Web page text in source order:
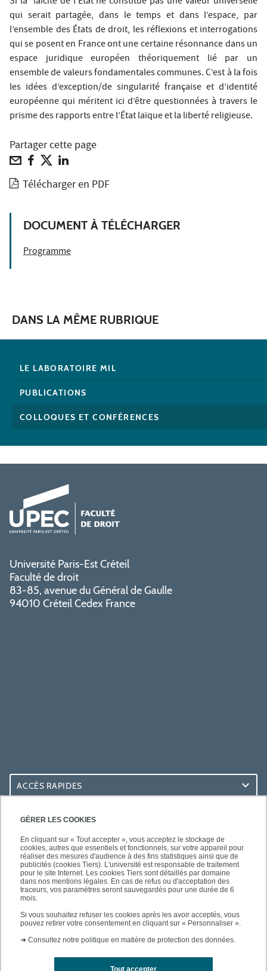
GÉRER LES COOKIES
En cliquant sur « Tout accepter », vous acceptez le stockage de
cookies, autres que essentiels et fonctionnels, sur votre appareil pour
réaliser des mesures d'audience à des fins statistiques ainsi que de
publicités (cookies Tiers). L'université est responsable de traitement
pour le site Internet. Les cookies Tiers sont détaillés par domaine
dans nos mentions légales. En cas de refus ou d'acceptation des
traceurs, vos paramètres seront sauvegardés pour une durée de 6
mois.
Si vous souhaitez refuser les cookies après les avoir acceptés, vous
pouvez retirer votre consentement en cliquant sur « Personnaliser ».
➜ Consultez notre politique en matière de protection des données.
Tout accepter
qui serait partagée, dans le temps et dans l’espace, par
l’ensemble des États de droit, les réflexions et interrogations
qui se posent en France ont une certaine résonnance dans un
espace juridique européen théoriquement lié par un
ensemble de valeurs fondamentales communes. C’est à la fois
les idées d’exception/de singularité française et d’identité
européenne qui méritent ici d’être questionnées à travers le
prisme des rapports entre l’État laïque et la liberté religieuse.
Partager cette page
Télécharger en PDF
DOCUMENT À TÉLÉCHARGER
Programme
DANS LA MÊME RUBRIQUE
LE LABORATOIRE MIL
PUBLICATIONS
COLLOQUES ET CONFÉRENCES
Université Paris-Est Créteil
Faculté de droit
83-85, avenue du Général de Gaulle
94010 Créteil Cedex France
ACCÈS RAPIDES
ACCÈS PRATIQUES
SUIVEZ-NOUS